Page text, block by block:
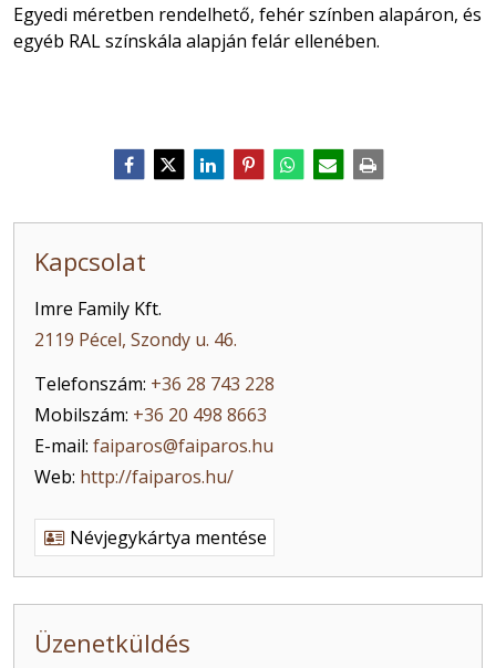
Egyedi méretben rendelhető, fehér színben alapáron, és
egyéb RAL színskála alapján felár ellenében.
Kapcsolat
Imre Family Kft.
2119 Pécel, Szondy u. 46.
Telefonszám: +36 28 743 228
Mobilszám: +36 20 498 8663
E-mail: faiparos@faiparos.hu
Web: http://faiparos.hu/
Névjegykártya mentése
Üzenetküldés